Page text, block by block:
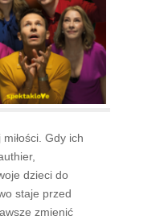
Gdy ich
dzieci do
staje przed
zmienić